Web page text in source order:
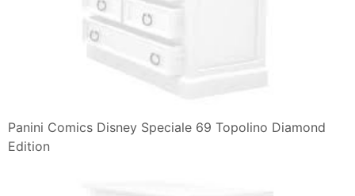
Panini Comics Disney Speciale 69 Topolino Diamond
Edition